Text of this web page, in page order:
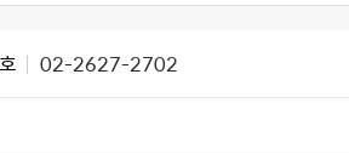
02-2627-2702